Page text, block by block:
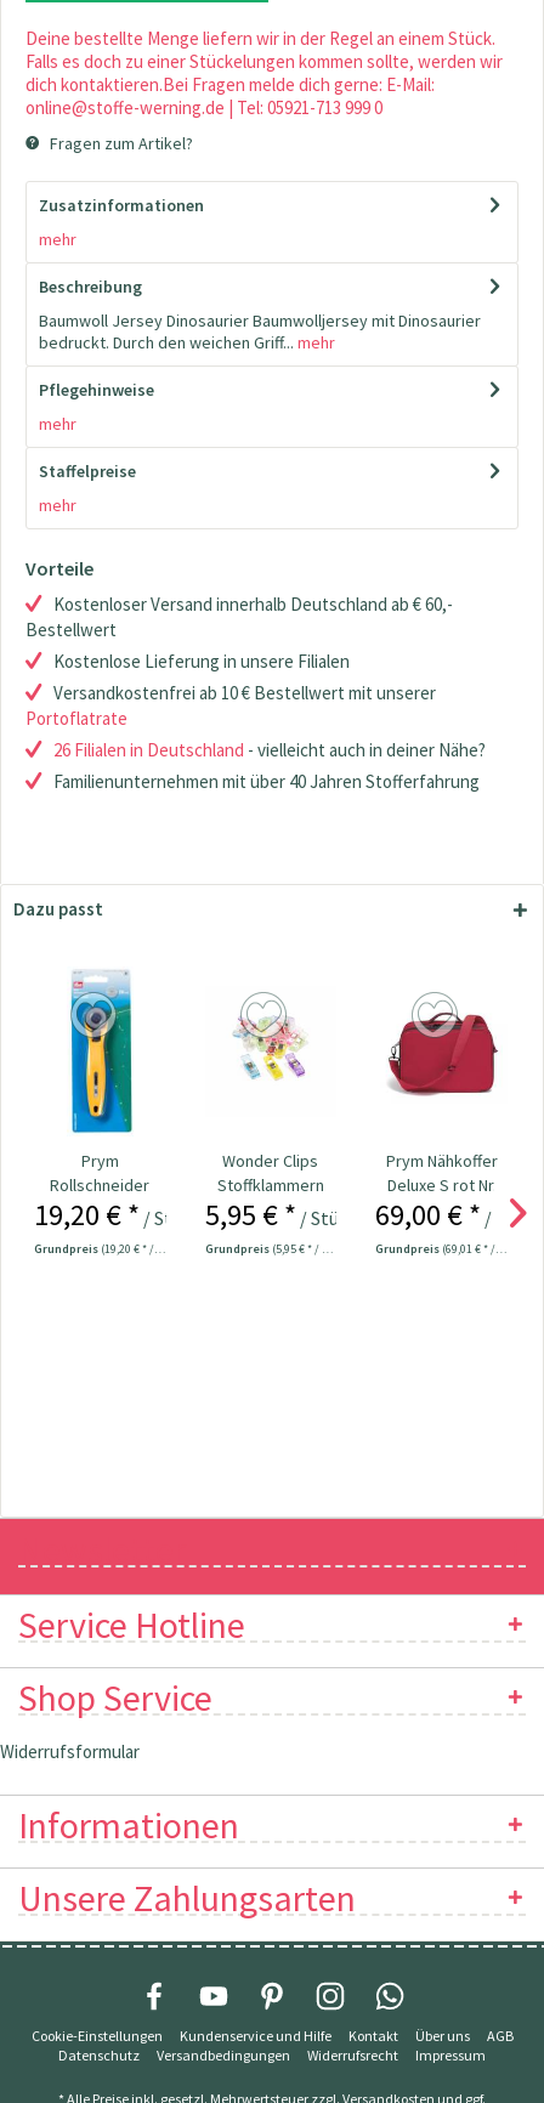
Deine bestellte Menge liefern wir in der Regel an einem Stück.
Falls es doch zu einer Stückelungen kommen sollte, werden wir
dich kontaktieren.Bei Fragen melde dich gerne: E-Mail:
online@stoffe-werning.de | Tel: 05921-713 999 0
Fragen zum Artikel?
Zusatzinformationen
mehr
Beschreibung
Baumwoll Jersey Dinosaurier Baumwolljersey mit Dinosaurier
bedruckt. Durch den weichen Griff... mehr
Pflegehinweise
mehr
Staffelpreise
mehr
Vorteile
Kostenloser Versand innerhalb Deutschland ab € 60,-
Bestellwert
Kostenlose Lieferung in unsere Filialen
Versandkostenfrei ab 10 € Bestellwert mit unserer
Portoflatrate
26 Filialen in Deutschland - vielleicht auch in deiner Nähe?
Familienunternehmen mit über 40 Jahren Stofferfahrung
Dazu passt
Prym
Rollschneider
"Mini" 28 mm Nr.
19,20 € * / Stück
Grundpreis (19,20 € * / 1 Stück)
Wonder Clips
Stoffklammern
klein - 20 Stück
5,95 € * / Stück
Grundpreis (5,95 € * / 1 Stück)
Prym Nähkoffer
Deluxe S rot Nr.
612836
69,00 € * / Stück
Grundpreis (69,01 € * / 1 Stück)
Service Hotline
Shop Service
Widerrufsformular
Informationen
Unsere Zahlungsarten
Cookie-Einstellungen Kundenservice und Hilfe Kontakt Über uns
AGB
Datenschutz
Versandbedingungen Widerrufsrecht Impressum
* Alle Preise inkl. gesetzl. Mehrwertsteuer zzgl. Versandkosten und ggf.